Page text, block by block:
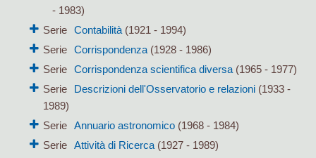
- 1983)
Serie Contabilità(1921 - 1994)
Serie Corrispondenza(1928 - 1986)
Serie Corrispondenza scientifica diversa(1965 - 1977)
Serie
Descrizioni dell'Osservatorio e relazioni(1933 -
1989)
Serie Annuario astronomico(1968 - 1984)
Serie Attività di Ricerca(1927 - 1989)